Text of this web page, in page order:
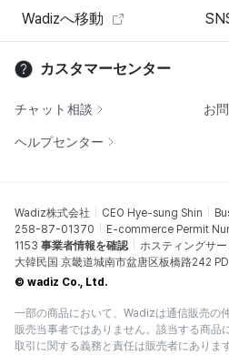
Wadizへ移動
カスタマーセンター
チャット相談 お
ヘルプセンター
Wadiz株式会社 CEO Hye-sung Shin
258-87-01370
E-commerce Permit
1153 事業者情報を確認
ホスティングサ
大韓民国 京畿道城南市盆唐区板橋路242
© wadiz Co., Ltd.
一部の商品において、Wadizは通信販売の
販売当事者ではありません。該当する商品
取引に関する義務と責任は販売者にあります